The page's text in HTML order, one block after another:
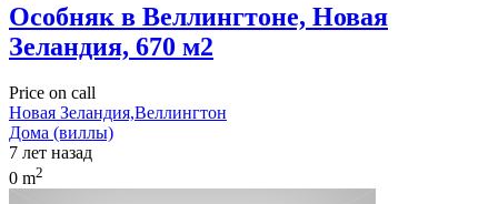
Особняк в Веллингтоне, Новая
Зеландия, 670 м2
Price on call
Новая Зеландия,Веллингтон
Дома (виллы)
7 лет назад
0 m2